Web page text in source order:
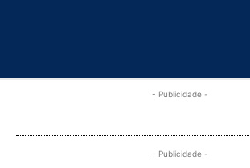
- Publicidade -
- Publicidade -